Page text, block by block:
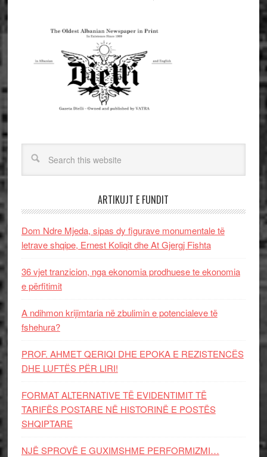
ARTIKUJT E FUNDIT
Dom Ndre Mjeda, sipas dy figurave monumentale të
letrave shqipe, Ernest Koliqit dhe At Gjergj Fishta
36 vjet tranzicion, nga ekonomia prodhuese te ekonomia
e përfitimit
A ndihmon krijimtaria në zbulimin e potencialeve të
fshehura?
PROF. AHMET QERIQI DHE EPOKA E REZISTENCЁS
DHE LUFTЁS PЁR LIRI!
FORMAT ALTERNATIVE TË EVIDENTIMIT TË
TARIFËS POSTARE NË HISTORINË E POSTËS
SHQIPTARE
NJË SPROVË E GUXIMSHME PERFORMIZMI…